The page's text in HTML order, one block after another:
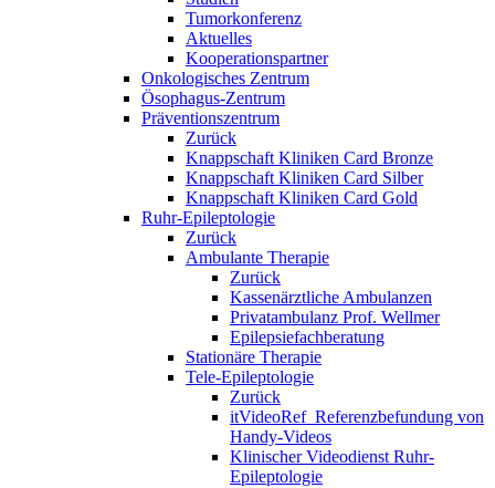
Tumorkonferenz
Aktuelles
Kooperationspartner
Onkologisches Zentrum
Ösophagus-Zentrum
Präventionszentrum
Zurück
Knappschaft Kliniken Card Bronze
Knappschaft Kliniken Card Silber
Knappschaft Kliniken Card Gold
Ruhr-Epileptologie
Zurück
Ambulante Therapie
Zurück
Kassenärztliche Ambulanzen
Privatambulanz Prof. Wellmer
Epilepsiefachberatung
Stationäre Therapie
Tele-Epileptologie
Zurück
itVideoRef_Referenzbefundung von
Handy-Videos
Klinischer Videodienst Ruhr-
Epileptologie